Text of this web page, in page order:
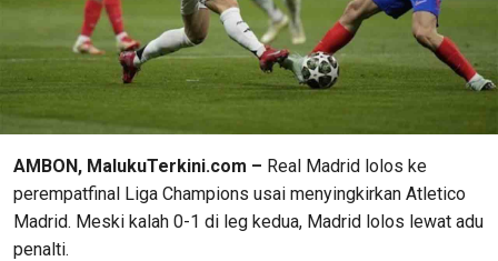
AMBON, MalukuTerkini.com – Real Madrid lolos ke
perempatfinal Liga Champions usai menyingkirkan Atletico
Madrid. Meski kalah 0-1 di leg kedua, Madrid lolos lewat adu
penalti.